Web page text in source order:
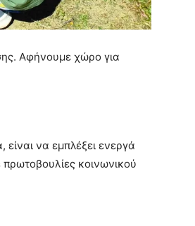
Αφήνουμε χώρο για
να εμπλέξει ενεργά
κοινωνικού